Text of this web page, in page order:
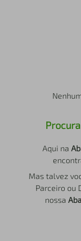
Aqui na
Mas talvez
Parceiro ou
nossa